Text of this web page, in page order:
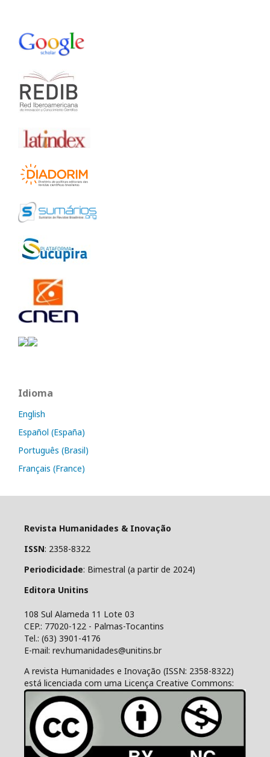
Idioma
English
Español (España)
Português (Brasil)
Français (France)
Revista Humanidades & Inovação
ISSN: 2358-8322
Periodicidade: Bimestral (a partir de 2024)
Editora Unitins
108 Sul Alameda 11 Lote 03
CEP.: 77020-122 - Palmas-Tocantins
Tel.: (63) 3901-4176
E-mail: rev.humanidades@unitins.br
A revista Humanidades e Inovação (ISSN: 2358-8322)
está licenciada com uma Licença Creative Commons: